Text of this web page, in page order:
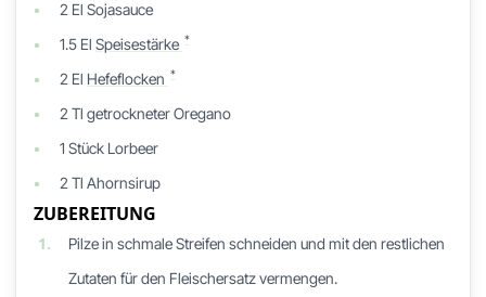
2 El Sojasauce
1.5 El Speisestärke *
2 El Hefeflocken *
2 Tl getrockneter Oregano
1 Stück Lorbeer
2 Tl Ahornsirup
ZUBEREITUNG
1.
Pilze in schmale Streifen schneiden und mit den restlichen
Zutaten für den Fleischersatz vermengen.